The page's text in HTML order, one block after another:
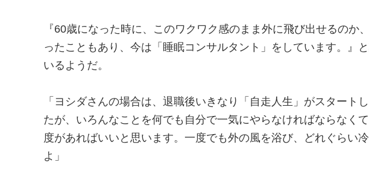
『60歳になった時に、このワクワク感のまま外に飛び出せるの
ったこともあり、今は「睡眠コンサルタント」をしています。』
いるようだ。
「ヨシダさんの場合は、退職後いきなり「自走人生」がスター
たが、いろんなことを何でも自分で一気にやらなければならなく
度があればいいと思います。一度でも外の風を浴び、どれぐらい
よ」